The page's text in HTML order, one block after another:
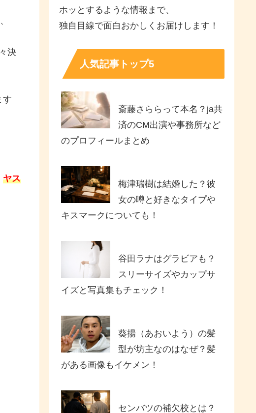
決
す
ヤス
ホッとするような情報まで、
独自目線で面白おかしくお届けします！
人気記事トップ5
斎藤さららって本名？ja共
済のCM出演や事務所など
のプロフィールまとめ
梅津瑞樹は結婚した？彼
女の噂と好きなタイプや
キスマークについても！
谷田ラナはグラビアも？
スリーサイズやカップサ
イズと写真集もチェック！
葵揚（あおいよう）の髪
型が坊主なのはなぜ？髪
がある画像もイケメン！
センバツの補欠校とは？